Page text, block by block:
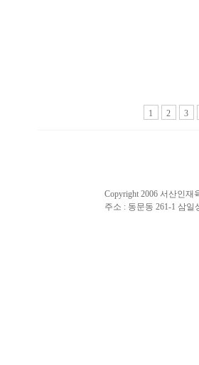
1 2 3
Copyright 2006 서산인재
주소 : 동문동 261-1 삼일